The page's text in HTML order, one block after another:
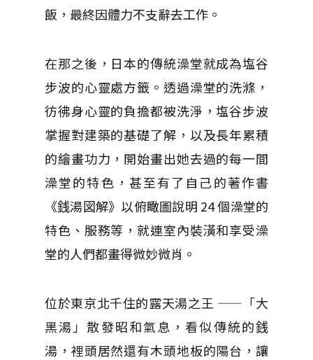
飯，最終因體力不支辭去工作。
在那之後，日本的傳統澡堂就成為塩谷
步波的心靈處方籤。透過澡堂的洗滌，
彷彿身心靈的負擔都被洗淨，塩谷步波
掌握對建築的基礎了解，以及長年累積
的繪畫功力，開始畫出她去過的每一間
澡堂的特色，甚至有了自己的著作書
《銭湯図解》以俯瞰圖說明 24 個澡堂的
特色、服務等，就連室內裝潢和享受澡
堂的人們都畫得微妙微肖。
位於東京北千住的露天湯之王 ——「大
黑湯」散發昭和氣息，看似傳統的銭
湯，裡頭居然還有木頭地板的陽台，讓